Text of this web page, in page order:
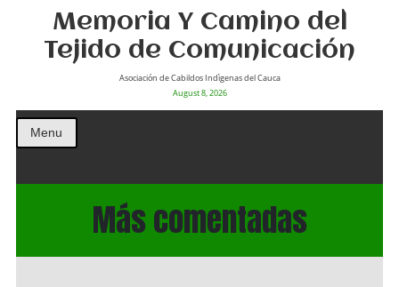
Memoria Y Camino del
Tejido de Comunicación
Asociación de Cabildos Indìgenas del Cauca
August 8, 2026
Menu
Más comentadas